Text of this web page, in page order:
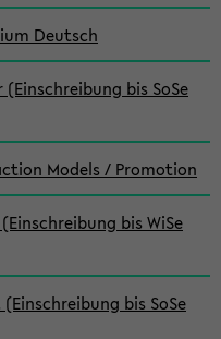
Deutsch
bis SoSe
Models / Promotion
bis WiSe
bis SoSe